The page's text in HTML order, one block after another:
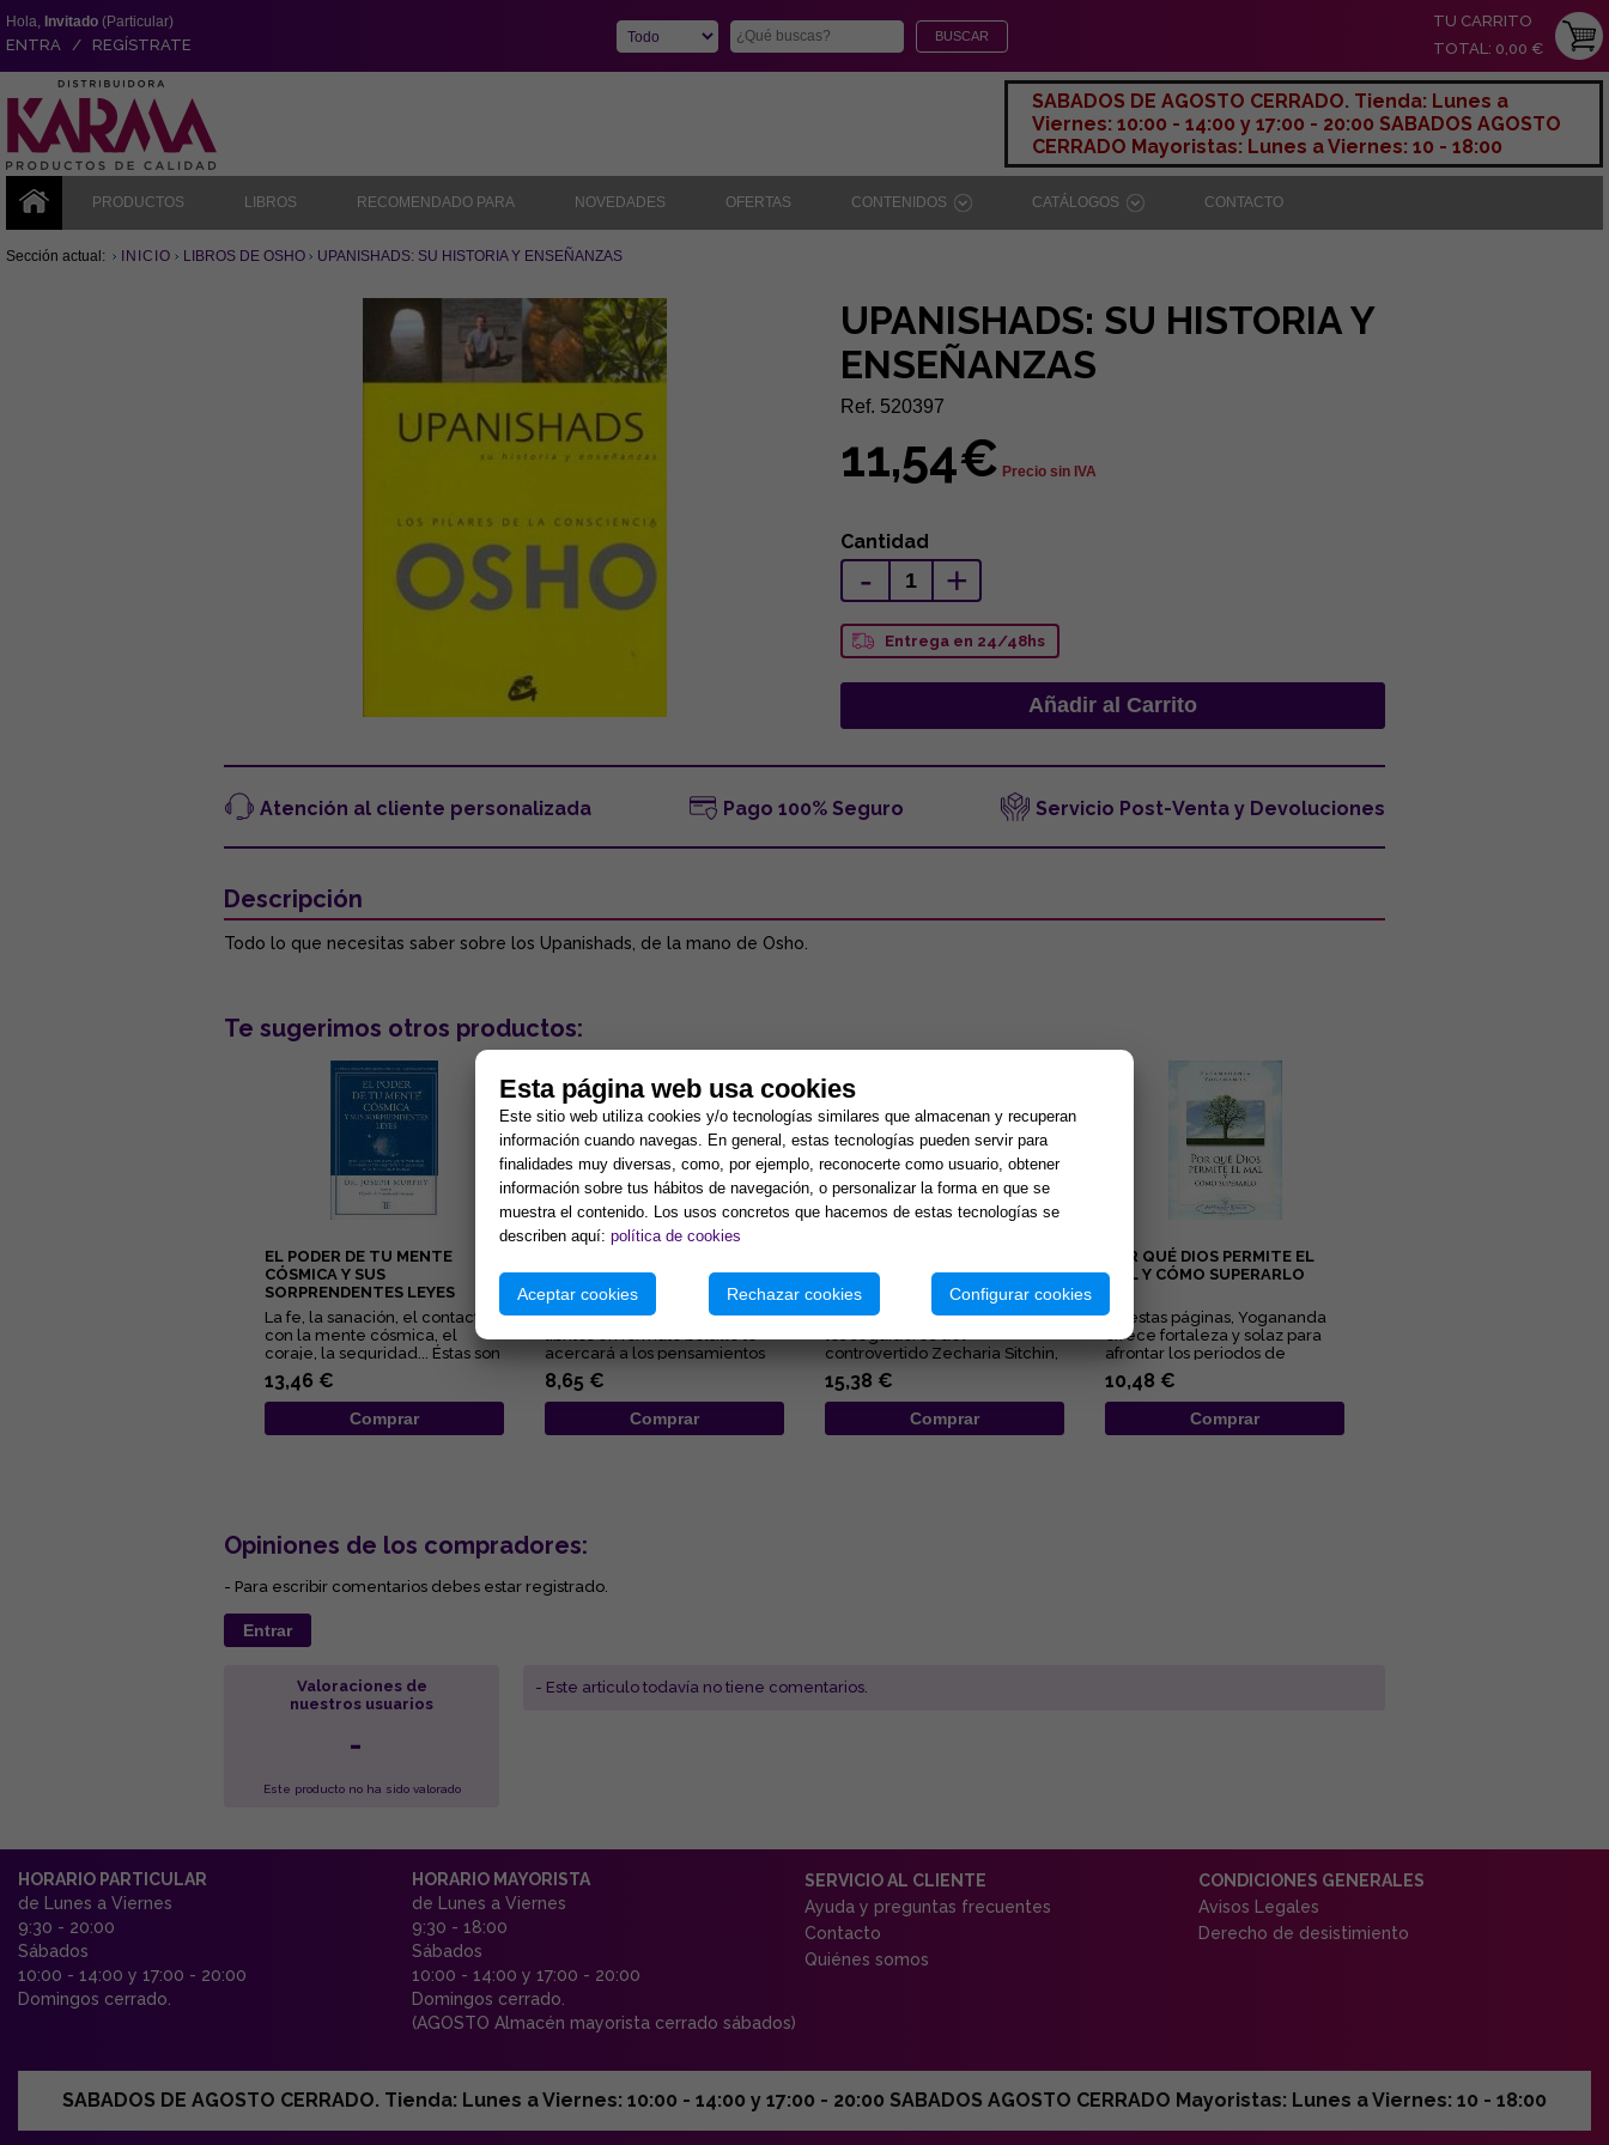
Hola, Invitado (Particular)
ENTRA / REGÍSTRATE
TU CARRITO
TOTAL: 0,00 €
SABADOS DE AGOSTO CERRADO. Tienda: Lunes a
Viernes: 10:00 - 14:00 y 17:00 - 20:00 SABADOS AGOSTO
CERRADO Mayoristas: Lunes a Viernes: 10 - 18:00
PRODUCTOS LIBROS RECOMENDADO PARA NOVEDADES OFERTAS CONTENIDOS CATÁLOGOS CONTACTO
Sección actual: INICIO LIBROS DE OSHO UPANISHADS: SU HISTORIA Y ENSEÑANZAS
UPANISHADS: SU HISTORIA Y
ENSEÑANZAS
Ref. 520397
11,54€ Precio sin IVA
Cantidad
- +
Entrega en 24/48hs
Atención al cliente personalizada Pago 100% Seguro Servicio Post-Venta y Devoluciones
Descripción
Todo lo que necesitas saber sobre los Upanishads, de la mano de Osho.
Te sugerimos otros productos:
EL PODER DE TU MENTE
CÓSMICA Y SUS
SORPRENDENTES LEYES
La fe, la sanación, el contacto
con la mente cósmica, el
coraje, la seguridad... Éstas son
algunas de las quin...
13,46 €
Comprar
Esta deliciosa colección de
libritos en formato bolsillo te
acercará a los pensamientos
de Elizabeth Clare Pro...
8,65 €
Comprar
Una novela que encandilará a
los seguidores del
controvertido Zecharia Sitchin,
pues en ella combina sus
obses...
15,38 €
Comprar
POR QUÉ DIOS PERMITE EL
MAL Y CÓMO SUPERARLO
En estas páginas, Yogananda
ofrece fortaleza y solaz para
afrontar los periodos de
adversidad al esclarecer lo...
10,48 €
Comprar
Opiniones de los compradores:
- Para escribir comentarios debes estar registrado.
Entrar
Valoraciones de
nuestros usuarios
-
Este producto no ha sido valorado
- Este articulo todavía no tiene comentarios.
HORARIO PARTICULAR
de Lunes a Viernes
9:30 - 20:00
Sábados
10:00 - 14:00 y 17:00 - 20:00
Domingos cerrado.
HORARIO MAYORISTA
de Lunes a Viernes
9:30 - 18:00
Sábados
10:00 - 14:00 y 17:00 - 20:00
Domingos cerrado.
(AGOSTO Almacén mayorista cerrado sábados)
SERVICIO AL CLIENTE
Ayuda y preguntas frecuentes
Contacto
Quiénes somos
CONDICIONES GENERALES
Avisos Legales
Derecho de desistimiento
SABADOS DE AGOSTO CERRADO. Tienda: Lunes a Viernes: 10:00 - 14:00 y 17:00 - 20:00 SABADOS AGOSTO CERRADO Mayoristas: Lunes a Viernes: 10 - 18:00
Esta página web usa cookies
Este sitio web utiliza cookies y/o tecnologías similares que almacenan y recuperan
información cuando navegas. En general, estas tecnologías pueden servir para
finalidades muy diversas, como, por ejemplo, reconocerte como usuario, obtener
información sobre tus hábitos de navegación, o personalizar la forma en que se
muestra el contenido. Los usos concretos que hacemos de estas tecnologías se
describen aquí: política de cookies
Aceptar cookies Rechazar cookies Configurar cookies